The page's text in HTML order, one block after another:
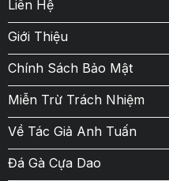
Liên Hệ
Giới Thiệu
Chính Sách Bảo Mật
Miễn Trừ Trách Nhiệm
Về Tác Giả Anh Tuấn
Đá Gà Cựa Dao